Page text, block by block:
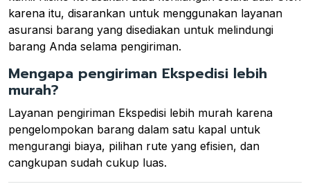
karena itu, disarankan untuk menggunakan layanan
asuransi barang yang disediakan untuk melindungi
barang Anda selama pengiriman.
Mengapa pengiriman Ekspedisi lebih
murah?
Layanan pengiriman Ekspedisi lebih murah karena
pengelompokan barang dalam satu kapal untuk
mengurangi biaya, pilihan rute yang efisien, dan
cangkupan sudah cukup luas.